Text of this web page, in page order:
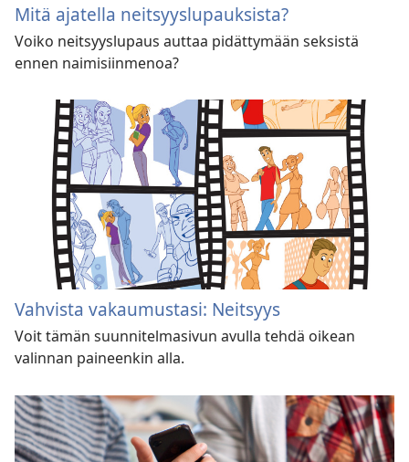
Mitä ajatella neitsyyslupauksista?
Voiko neitsyyslupaus auttaa pidättymään seksistä
ennen naimisiinmenoa?
Vahvista vakaumustasi: Neitsyys
Voit tämän suunnitelmasivun avulla tehdä oikean
valinnan paineenkin alla.